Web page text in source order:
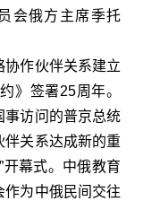
会俄方主席季托
作伙伴关系建立
》签署25周年。
事访问的普京总统
伴关系达成新的重
开幕式。中俄教育
作为中俄民间交往